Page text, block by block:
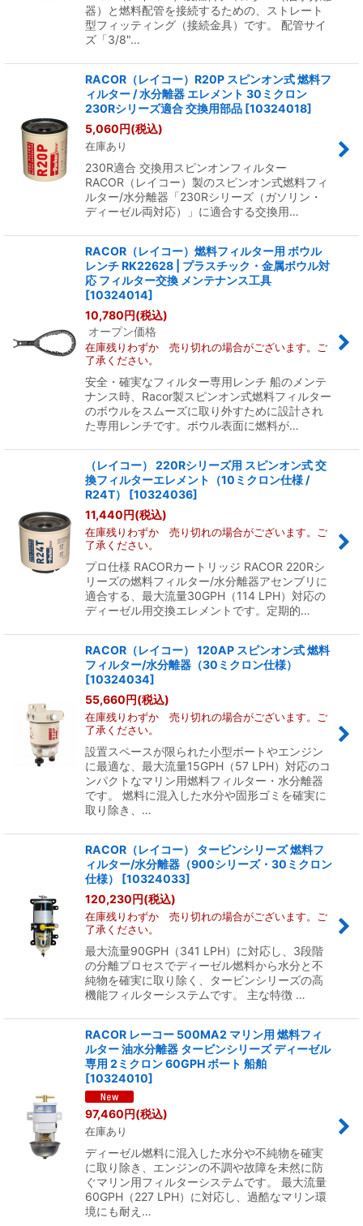
器）と燃料配管を接続するための、ストレート
型フィッティング（接続金具）です。 配管サイ
ズ「3/8"…
RACOR（レイコー）R20P スピンオン式 燃料フ
ィルター / 水分離器 エレメント 30ミクロン
230Rシリーズ適合 交換用部品 [10324018]
5,060円(税込)
在庫あり
230R適合 交換用スピンオンフィルター
RACOR（レイコー）製のスピンオン式燃料フィ
ルター/水分離器「230Rシリーズ（ガソリン・
ディーゼル両対応）」に適合する交換用…
RACOR（レイコー）燃料フィルター用 ボウル
レンチ RK22628 | プラスチック・金属ボウル対
応 フィルター交換 メンテナンス工具
[10324014]
10,780円(税込)
オープン価格
在庫残りわずか 売り切れの場合がございます。ご
了承ください。
安全・確実なフィルター専用レンチ 船のメンテ
ナンス時、Racor製スピンオン式燃料フィルター
のボウルをスムーズに取り外すために設計され
た専用レンチです。ボウル表面に燃料が…
（レイコー） 220Rシリーズ用 スピンオン式 交
換フィルターエレメント（10ミクロン仕様 /
R24T）
[10324036]
11,440円(税込)
在庫残りわずか 売り切れの場合がございます。ご
了承ください。
プロ仕様 RACORカートリッジ RACOR 220Rシ
リーズの燃料フィルター/水分離器アセンブリに
適合する、最大流量30GPH（114 LPH）対応の
ディーゼル用交換エレメントです。定期的…
RACOR（レイコー） 120AP スピンオン式 燃料
フィルター/水分離器（30ミクロン仕様）
[10324034]
55,660円(税込)
在庫残りわずか 売り切れの場合がございます。ご
了承ください。
設置スペースが限られた小型ボートやエンジン
に最適な、最大流量15GPH（57 LPH）対応のコ
ンパクトなマリン用燃料フィルター・水分離器
です。 燃料に混入した水分や固形ゴミを確実に
取り除き、…
RACOR（レイコー） タービンシリーズ 燃料フ
ィルター/水分離器（900シリーズ・30ミクロン
仕様）
[10324033]
120,230円(税込)
在庫残りわずか 売り切れの場合がございます。ご
了承ください。
最大流量90GPH（341 LPH）に対応し、3段階
の分離プロセスでディーゼル燃料から水分と不
純物を確実に取り除く、タービンシリーズの高
機能フィルターシステムです。 主な特徴 …
RACOR レーコー 500MA2 マリン用 燃料フィ
ルター 油水分離器 タービンシリーズ ディーゼル
専用 2ミクロン 60GPH ボート 船舶
[10324010]
97,460円(税込)
在庫あり
ディーゼル燃料に混入した水分や不純物を確実
に取り除き、エンジンの不調や故障を未然に防
ぐマリン用フィルターシステムです。 最大流量
60GPH（227 LPH）に対応し、過酷なマリン環
境にも耐え…